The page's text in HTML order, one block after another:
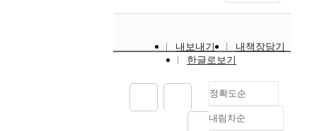
내보내기
내책장담기
한글로보기
정확도순
정확도
내림차순